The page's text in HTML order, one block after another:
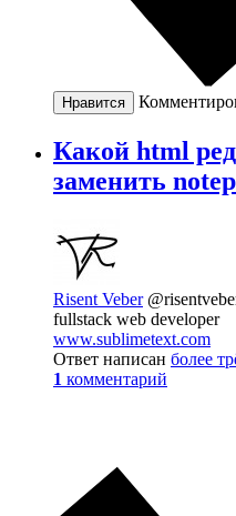
Нравится
Какой html
заменить
Risent Veber
fullstack web developer
www.sublimetext.com
Ответ написан более
1 комментарий